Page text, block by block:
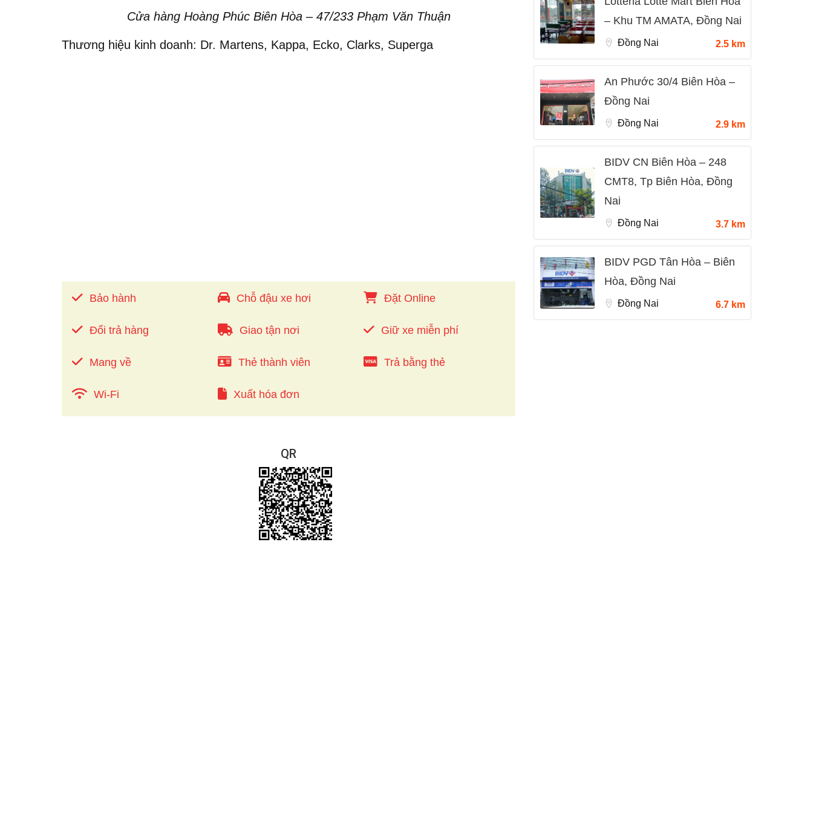
Cửa hàng Hoàng Phúc Biên Hòa – 47/233 Phạm Văn Thuận
Thương hiệu kinh doanh: Dr. Martens, Kappa, Ecko, Clarks, Superga
Bảo hành Chỗ đậu xe hơi Đặt Online
Đổi trả hàng Giao tận nơi Giữ xe miễn phí
Mang về Thẻ thành viên Trả bằng thẻ
Wi-Fi Xuất hóa đơn
QR
– Khu TM AMATA, Đồng Nai
Đồng Nai 2.5 km
An Phước 30/4 Biên Hòa –
Đồng Nai
Đồng Nai 2.9 km
BIDV CN Biên Hòa – 248
CMT8, Tp Biên Hòa, Đồng
Nai
Đồng Nai 3.7 km
BIDV PGD Tân Hòa – Biên
Hòa, Đồng Nai
Đồng Nai 6.7 km